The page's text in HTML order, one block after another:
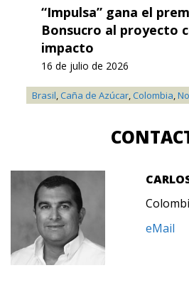
Brasil,Caña de Azúcar,Colombia,
“Impulsa” gana el
Bonsucro al proyecto
impacto
16 de julio de 2026
eMail